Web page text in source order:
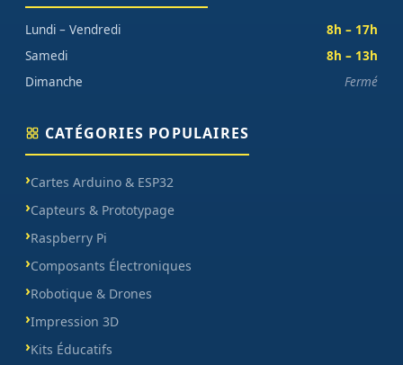
Lundi – Vendredi
8h – 17h
Samedi
8h – 13h
Dimanche
Fermé
CATÉGORIES POPULAIRES
Cartes Arduino & ESP32
Capteurs & Prototypage
Raspberry Pi
Composants Électroniques
Robotique & Drones
Impression 3D
Kits Éducatifs